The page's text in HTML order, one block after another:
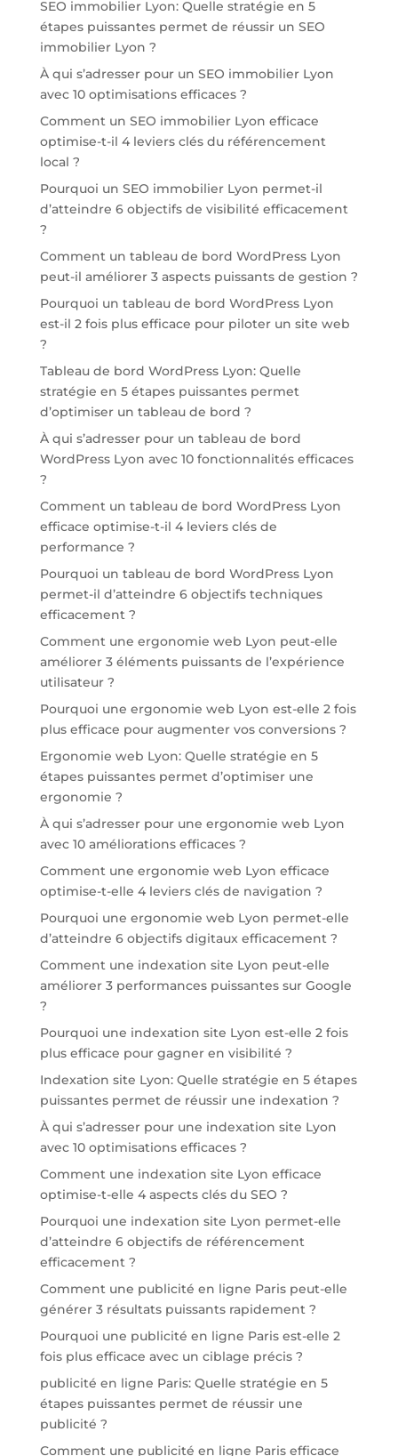
SEO immobilier Lyon: Quelle stratégie en 5
étapes puissantes permet de réussir un SEO
immobilier Lyon ?
À qui s’adresser pour un SEO immobilier Lyon
avec 10 optimisations efficaces ?
Comment un SEO immobilier Lyon efficace
optimise-t-il 4 leviers clés du référencement
local ?
Pourquoi un SEO immobilier Lyon permet-il
d’atteindre 6 objectifs de visibilité efficacement
?
Comment un tableau de bord WordPress Lyon
peut-il améliorer 3 aspects puissants de gestion ?
Pourquoi un tableau de bord WordPress Lyon
est-il 2 fois plus efficace pour piloter un site web
?
Tableau de bord WordPress Lyon: Quelle
stratégie en 5 étapes puissantes permet
d’optimiser un tableau de bord ?
À qui s’adresser pour un tableau de bord
WordPress Lyon avec 10 fonctionnalités efficaces
?
Comment un tableau de bord WordPress Lyon
efficace optimise-t-il 4 leviers clés de
performance ?
Pourquoi un tableau de bord WordPress Lyon
permet-il d’atteindre 6 objectifs techniques
efficacement ?
Comment une ergonomie web Lyon peut-elle
améliorer 3 éléments puissants de l’expérience
utilisateur ?
Pourquoi une ergonomie web Lyon est-elle 2 fois
plus efficace pour augmenter vos conversions ?
Ergonomie web Lyon: Quelle stratégie en 5
étapes puissantes permet d’optimiser une
ergonomie ?
À qui s’adresser pour une ergonomie web Lyon
avec 10 améliorations efficaces ?
Comment une ergonomie web Lyon efficace
optimise-t-elle 4 leviers clés de navigation ?
Pourquoi une ergonomie web Lyon permet-elle
d’atteindre 6 objectifs digitaux efficacement ?
Comment une indexation site Lyon peut-elle
améliorer 3 performances puissantes sur Google
?
Pourquoi une indexation site Lyon est-elle 2 fois
plus efficace pour gagner en visibilité ?
Indexation site Lyon: Quelle stratégie en 5 étapes
puissantes permet de réussir une indexation ?
À qui s’adresser pour une indexation site Lyon
avec 10 optimisations efficaces ?
Comment une indexation site Lyon efficace
optimise-t-elle 4 aspects clés du SEO ?
Pourquoi une indexation site Lyon permet-elle
d’atteindre 6 objectifs de référencement
efficacement ?
Comment une publicité en ligne Paris peut-elle
générer 3 résultats puissants rapidement ?
Pourquoi une publicité en ligne Paris est-elle 2
fois plus efficace avec un ciblage précis ?
publicité en ligne Paris: Quelle stratégie en 5
étapes puissantes permet de réussir une
publicité ?
Comment une publicité en ligne Paris efficace